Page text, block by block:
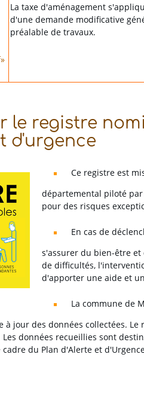
La taxe d'aménagement
d'une demande modificative
préalable de travaux.
le registre
d'urgence
Ce registre est
départemental piloté
pour des risques
En cas de
s'assurer du bien-être et
de difficultés,
d'apporter une aide et
La commune de
à jour des données collectées.
données recueillies sont
du Plan d'Alerte et